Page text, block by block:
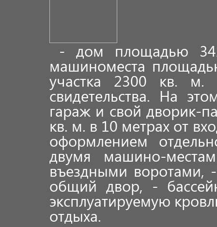
- дом площадью
машиноместа
участка 2300 кв. м.
свидетельства. На
гараж и свой дворик-
кв. м. в 10 метрах от
оформлением
двумя машино-
въездными воротами,
общий двор, -
эксплуатируемую
отдыха.